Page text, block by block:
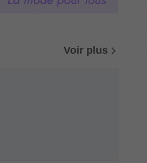
Voir plus